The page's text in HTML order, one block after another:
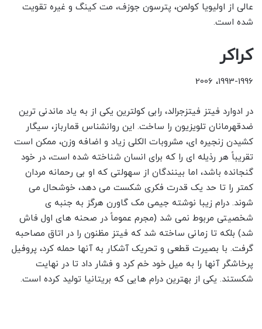
عالی از اولیویا کولمن، پترسون جوزف، مت کینگ و غیره تقویت
شده است.
کراکر
1993-1996، 2006
در ادوارد فیتز فیتزجرالد، رابی کولترین یکی از به یاد ماندنی ترین
ضدقهرمانان تلویزیون را ساخت. این روانشناس قمارباز، سیگار
کشیدن زنجیره ای، مشروبات الکلی زیاد و اضافه وزن، ممکن است
تقریباً هر رذیله ای را که برای انسان شناخته شده است، در خود
گنجانده باشد، اما بینندگان از سهولتی که او بی رحمانه مردان
کمتر را تا حد یک قدرت فکری شکست می دهد، خوشحال می
شوند. درام زیبا نوشته جیمی مک گاورن هرگز به جنبه ی
شخصیتی مربوط نمی شد (مجرم عموماً در صحنه های اول فاش
شد) بلکه تا زمانی ساخته شد که فیتز مظنون را در اتاق مصاحبه
گرفت. با بصیرت قطعی و تحریک آشکار به آنها حمله کرد، پروفیل
پرخاشگر آنها را به میل خود خم کرد و فشار داد تا در نهایت
شکستند. یکی از بهترین درام هایی که بریتانیا تولید کرده است.